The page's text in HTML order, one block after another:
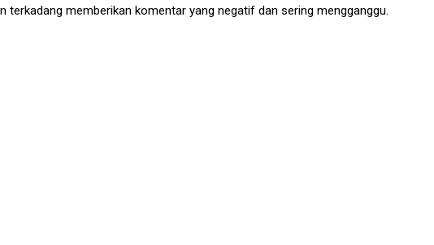
terkadang memberikan komentar yang negatif dan sering mengganggu.